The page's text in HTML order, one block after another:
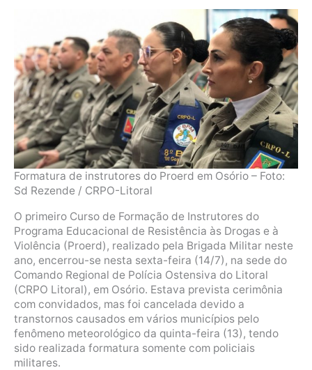
Formatura de instrutores do Proerd em Osório – Foto:
Sd Rezende / CRPO-Litoral
O primeiro Curso de Formação de Instrutores do
Programa Educacional de Resistência às Drogas e à
Violência (Proerd), realizado pela Brigada Militar neste
ano, encerrou-se nesta sexta-feira (14/7), na sede do
Comando Regional de Polícia Ostensiva do Litoral
(CRPO Litoral), em Osório. Estava prevista cerimônia
com convidados, mas foi cancelada devido a
transtornos causados em vários municípios pelo
fenômeno meteorológico da quinta-feira (13), tendo
sido realizada formatura somente com policiais
militares.